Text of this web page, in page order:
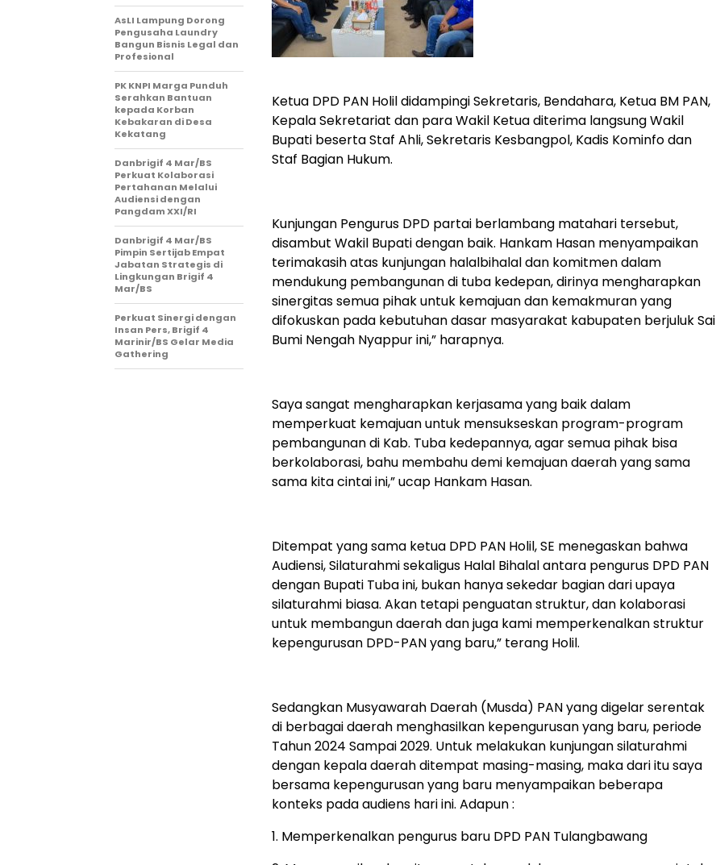
Ketua DPD PAN Holil didampingi Sekretaris, Bendahara, Ketua BM PAN,
Kepala Sekretariat dan para Wakil Ketua diterima langsung Wakil
Bupati beserta Staf Ahli, Sekretaris Kesbangpol, Kadis Kominfo dan
Staf Bagian Hukum.
Kunjungan Pengurus DPD partai berlambang matahari tersebut,
disambut Wakil Bupati dengan baik. Hankam Hasan menyampaikan
terimakasih atas kunjungan halalbihalal dan komitmen dalam
mendukung pembangunan di tuba kedepan, dirinya mengharapkan
sinergitas semua pihak untuk kemajuan dan kemakmuran yang
difokuskan pada kebutuhan dasar masyarakat kabupaten berjuluk Sai
Bumi Nengah Nyappur ini,” harapnya.
Saya sangat mengharapkan kerjasama yang baik dalam
memperkuat kemajuan untuk mensukseskan program-program
pembangunan di Kab. Tuba kedepannya, agar semua pihak bisa
berkolaborasi, bahu membahu demi kemajuan daerah yang sama
sama kita cintai ini,” ucap Hankam Hasan.
Ditempat yang sama ketua DPD PAN Holil, SE menegaskan bahwa
Audiensi, Silaturahmi sekaligus Halal Bihalal antara pengurus DPD PAN
dengan Bupati Tuba ini, bukan hanya sekedar bagian dari upaya
silaturahmi biasa. Akan tetapi penguatan struktur, dan kolaborasi
untuk membangun daerah dan juga kami memperkenalkan struktur
kepengurusan DPD-PAN yang baru,” terang Holil.
Sedangkan Musyawarah Daerah (Musda) PAN yang digelar serentak
di berbagai daerah menghasilkan kepengurusan yang baru, periode
Tahun 2024 Sampai 2029. Untuk melakukan kunjungan silaturahmi
dengan kepala daerah ditempat masing-masing, maka dari itu saya
bersama kepengurusan yang baru menyampaikan beberapa
konteks pada audiens hari ini. Adapun :
1. Memperkenalkan pengurus baru DPD PAN Tulangbawang
AsLI Lampung Dorong
Pengusaha Laundry
Bangun Bisnis Legal dan
Profesional
PK KNPI Marga Punduh
Serahkan Bantuan
kepada Korban
Kebakaran di Desa
Kekatang
Danbrigif 4 Mar/BS
Perkuat Kolaborasi
Pertahanan Melalui
Audiensi dengan
Pangdam XXI/RI
Danbrigif 4 Mar/BS
Pimpin Sertijab Empat
Jabatan Strategis di
Lingkungan Brigif 4
Mar/BS
Perkuat Sinergi dengan
Insan Pers, Brigif 4
Marinir/BS Gelar Media
Gathering